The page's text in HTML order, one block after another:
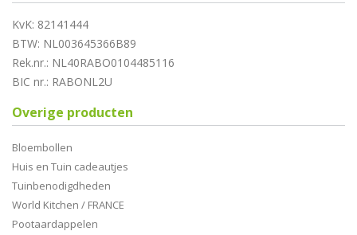
KvK: 82141444
BTW: NL003645366B89
Rek.nr.: NL40RABO0104485116
BIC nr.: RABONL2U
Overige producten
Bloembollen
Huis en Tuin cadeautjes
Tuinbenodigdheden
World Kitchen / FRANCE
Pootaardappelen